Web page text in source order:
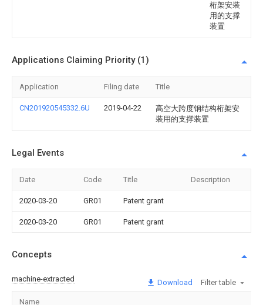
桁架安装
用的支撑
装置
Applications Claiming Priority (1)
Application Filing date Title
CN201920545332.6U 2019-04-22
高空大跨度钢结构桁架安
装用的支撑装置
Legal Events
Date Code Title Description
2020-03-20 GR01 Patent grant
2020-03-20 GR01 Patent grant
Concepts
machine-extracted Download Filter table
Name